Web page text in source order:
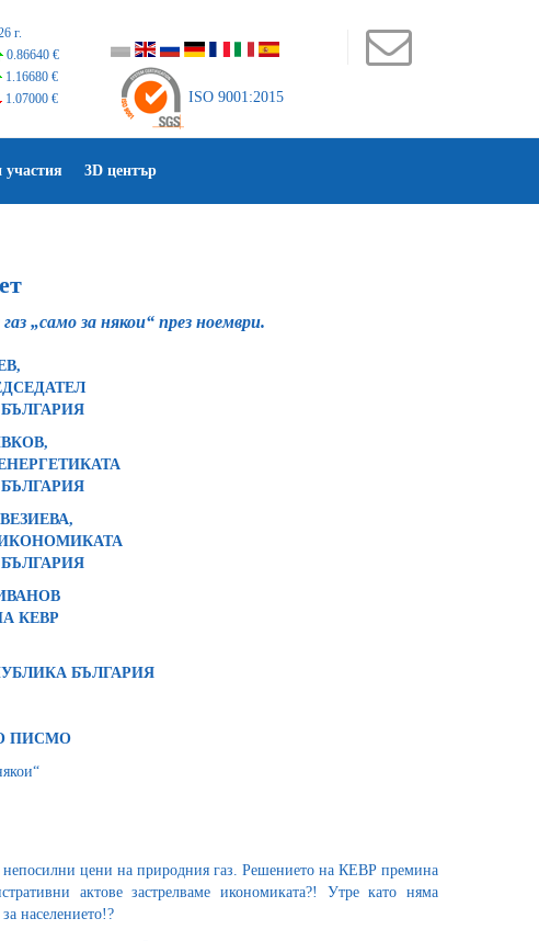
г.
0.86640 €
1.16680 €
1.07000 € ISO 9001:2015
3D център
„само за някои“ през ноември.
КЕВР
БЪЛГАРИЯ
ПИСМО
непосилни цени на природния газ. Решението на КЕВР премина
актове застрелваме икономиката?! Утре като няма
населението!?